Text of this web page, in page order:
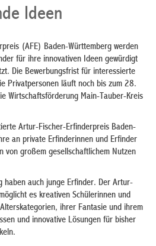
Ideen
(AFE) Baden-Württemberg werden
für ihre innovativen Ideen gewürdigt
Die Bewerbungsfrist für interessierte
Privatpersonen läuft noch bis zum 28.
Wirtschaftsförderung Main-Tauber-Kreis
Artur-Fischer-Erfinderpreis Baden-
an private Erfinderinnen und Erfinder
von großem gesellschaftlichem Nutzen
haben auch junge Erfinder. Der Artur-
es kreativen Schülerinnen und
ihrer Fantasie und ihrem
und innovative Lösungen für bisher